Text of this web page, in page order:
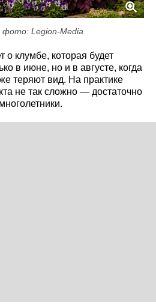
фото: Legion-Media
о клумбе, которая будет
в июне, но и в августе, когда
теряют вид. На практике
не так сложно — достаточно